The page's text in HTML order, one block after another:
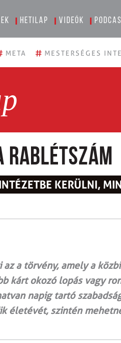
Hetilap Videók
META # MESTERSÉGES
rablétszám
KERÜLNI,
a törvény, amely a
kárt okozó lopás vagy
napig tartó
életévét, szintén